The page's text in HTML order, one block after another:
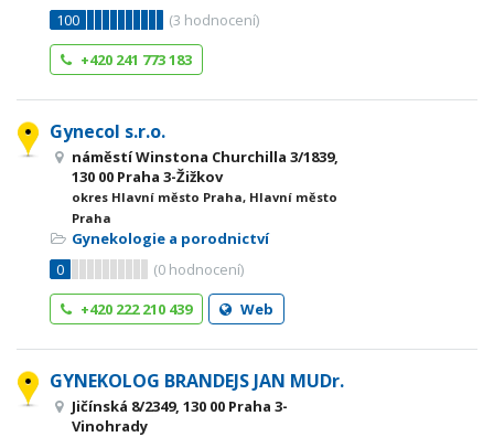
100
(3 hodnocení)
+420 241 773 183
Gynecol s.r.o.
náměstí Winstona Churchilla 3/1839,
130 00 Praha 3-Žižkov
okres Hlavní město Praha, Hlavní město
Praha
Gynekologie a porodnictví
0
(0 hodnocení)
+420 222 210 439
Web
GYNEKOLOG BRANDEJS JAN MUDr.
Jičínská 8/2349, 130 00 Praha 3-
Vinohrady